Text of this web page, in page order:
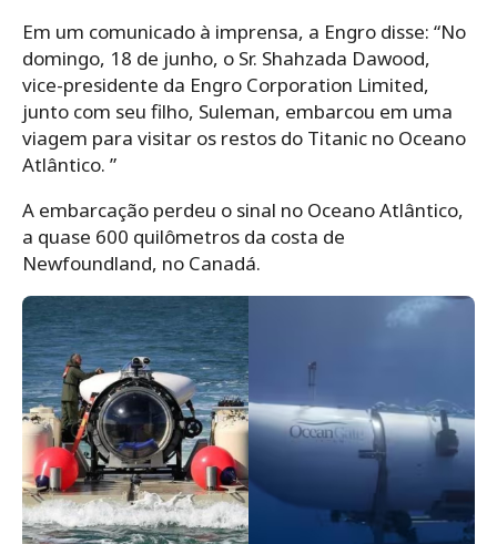
Em um comunicado à imprensa, a Engro disse: “No
domingo, 18 de junho, o Sr. Shahzada Dawood,
vice-presidente da Engro Corporation Limited,
junto com seu filho, Suleman, embarcou em uma
viagem para visitar os restos do Titanic no Oceano
Atlântico. ”
A embarcação perdeu o sinal no Oceano Atlântico,
a quase 600 quilômetros da costa de
Newfoundland, no Canadá.